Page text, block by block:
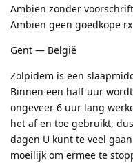
Ambien zonder
Ambien geen goedkope rx
Gent — België
Zolpidem is een
Binnen een half uur
ongeveer 6 uur lang
het af en toe gebruikt,
dagen U kunt te veel
moeilijk om ermee te